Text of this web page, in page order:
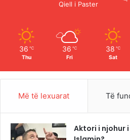
Qiell i Paster
36 ℃
Thu
36 ℃
Fri
38 ℃
Sat
Më të lexuarat Të
Aktori i njohur